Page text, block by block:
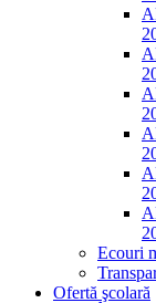
Ecouri
Ofertă şcolară